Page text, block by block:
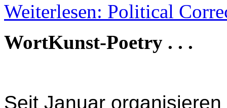
Weiterlesen: Political
WortKunst-Poetry . . .
Seit Januar